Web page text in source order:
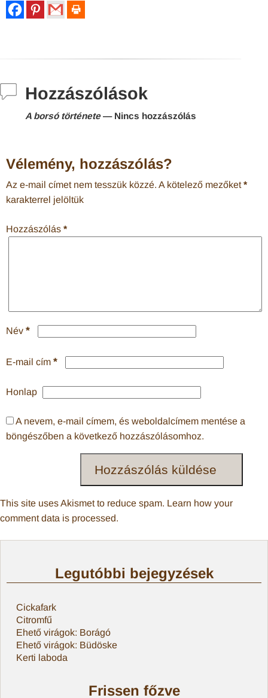
Hozzászólások
A borsó története— Nincs hozzászólás
Vélemény, hozzászólás?
Az e-mail címet nem tesszük közzé. A kötelező mezőket*
karakterrel jelöltük
Hozzászólás *
Név *
E-mail cím *
Honlap
A nevem, e-mail címem, és weboldalcímem mentése a
böngészőben a következő hozzászólásomhoz.
This site uses Akismet to reduce spam. Learn how your
comment data is processed.
Legutóbbi bejegyzések
Cickafark
Citromfű
Ehető virágok: Borágó
Ehető virágok: Büdöske
Kerti laboda
Frissen főzve